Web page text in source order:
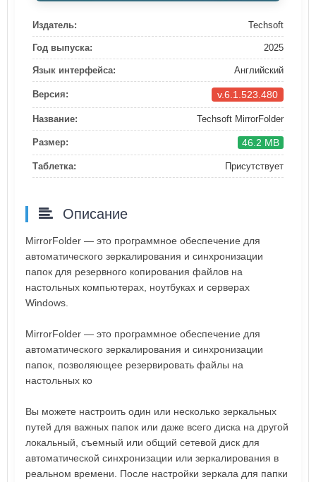
Издатель: Techsoft
Год выпуска: 2025
Язык интерфейса: Английский
Версия: v.6.1.523.480
Название: Techsoft MirrorFolder
Размер: 46.2 MB
Таблетка: Присутствует
Описание
MirrorFolder — это программное обеспечение для
автоматического зеркалирования и синхронизации
папок для резервного копирования файлов на
настольных компьютерах, ноутбуках и серверах
Windows.
MirrorFolder — это программное обеспечение для
автоматического зеркалирования и синхронизации
папок, позволяющее резервировать файлы на
настольных ко
Вы можете настроить один или несколько зеркальных
путей для важных папок или даже всего диска на другой
локальный, съемный или общий сетевой диск для
автоматической синхронизации или зеркалирования в
реальном времени. После настройки зеркала для папки